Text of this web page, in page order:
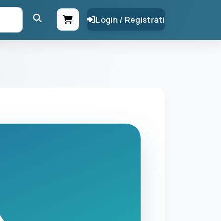
Login / Registrati